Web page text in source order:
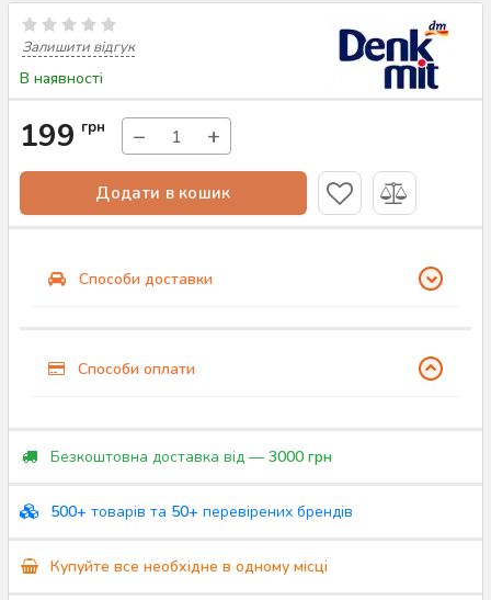
Залишити відгук
В наявності
199 грн − +
Додати в кошик
Способи доставки
Способи оплати
Безкоштовна доставка від — 3000 грн
500+ товарів та 50+ перевірених брендів
Купуйте все необхідне в одному місці